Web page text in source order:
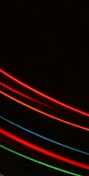
de
dinero ?
o
de los
podes
cada